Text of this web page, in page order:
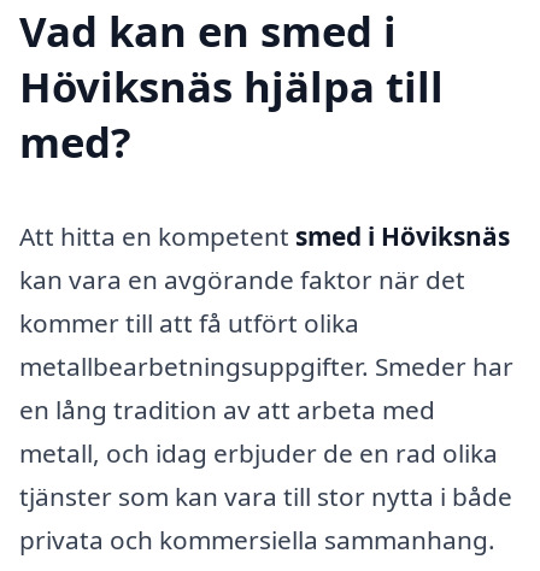
Vad kan en smed i
Höviksnäs hjälpa till
med?
Att hitta en kompetent smed i Höviksnäs
kan vara en avgörande faktor när det
kommer till att få utfört olika
metallbearbetningsuppgifter. Smeder har
en lång tradition av att arbeta med
metall, och idag erbjuder de en rad olika
tjänster som kan vara till stor nytta i både
privata och kommersiella sammanhang.